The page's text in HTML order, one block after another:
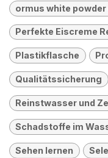
ormus white powder
Perfekte Eiscreme
Plastikflasche
Qualitätssicherung
Reinstwasser und
Schadstoffe im
Sehen lernen